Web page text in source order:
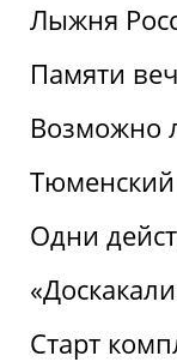
Лыжня
Памяти
Возможно
Одни
Старт